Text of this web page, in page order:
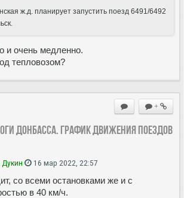
ж.д. планирует запустить поезд 6491/6492
и очень медленно.
тепловозом?
+
Донбасса. График движения поездов
16 мар 2022, 22:57
со всеми остановками же и с
в 40 км/ч.